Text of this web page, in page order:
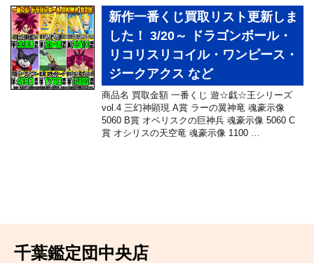
新作一番くじ買取リスト更新しま
した！ 3/20～ ドラゴンボール・
リコリスリコイル・ワンピース・
ジークアクス など
商品名 買取金額 一番くじ 遊☆戯☆王シリーズ
vol.4 三幻神顕現 A賞 ラーの翼神竜 魂豪示像
5060 B賞 オベリスクの巨神兵 魂豪示像 5060 C
賞 オシリスの天空竜 魂豪示像 1100 …
千葉鑑定団中央店